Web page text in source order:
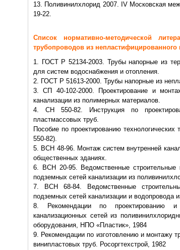
13. Поливинилхлорид 2007. IV Московская
19-22.
Список нормативно-методической
трубопроводов из
1. ГОСТ Р 52134-2003. Трубы напорные из
для систем водоснабжения и отопления.
2. ГОСТ Р 51613-2000. Трубы напорные из
3. СП 40-102-2000. Проектирование и
канализации из полимерных материалов.
4. СН 550-82. Инструкция по
пластмассовых труб.
Пособие по проектированию
550-82).
5. ВСН 48-96. Монтаж систем внутренней
общественных зданиях.
6. ВСН 20-95. Ведомственные строительные
подземных сетей канализации из
7. ВСН 68-84. Ведомственные
подземных сетей канализации и водопровода
8. Рекомендации по проектированию
канализационных сетей из
оборудования, НПО «Пластик», 1984
9. Рекомендации по изготовлению и монтажу
винипластовых труб. Росоргтехстрой, 1982